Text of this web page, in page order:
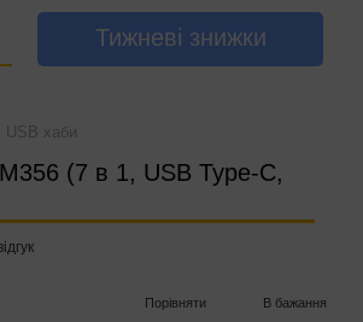
Тижневі знижки
USB хаби
(7 в 1, USB Type-C,
Порівняти В бажання